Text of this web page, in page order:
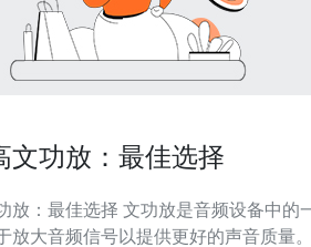
文功放：最佳选择
文功放是音频设备中的一种重
放大音频信号以提供更好的声音质量